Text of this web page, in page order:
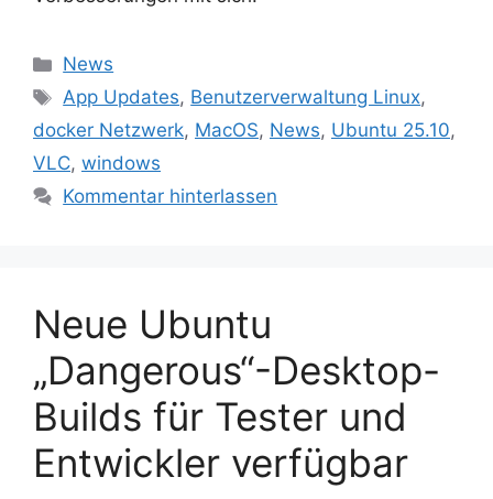
Kategorien
News
Schlagwörter
App Updates, Benutzerverwaltung Linux,
docker Netzwerk, MacOS, News, Ubuntu 25.10,
VLC, windows
Kommentar hinterlassen
Neue Ubuntu
„Dangerous“-Desktop-
Builds für Tester und
Entwickler verfügbar